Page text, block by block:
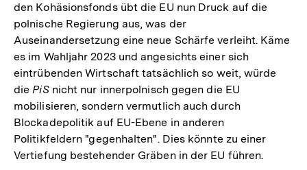
den Kohäsionsfonds übt die EU nun Druck auf die
polnische Regierung aus, was der
Auseinandersetzung eine neue Schärfe verleiht. Käme
es im Wahljahr 2023 und angesichts einer sich
eintrübenden Wirtschaft tatsächlich so weit, würde
diePiSnicht nur innerpolnisch gegen die EU
mobilisieren, sondern vermutlich auch durch
Blockadepolitik auf EU-Ebene in anderen
Politikfeldern "gegenhalten". Dies könnte zu einer
Vertiefung bestehender Gräben in der EU führen.